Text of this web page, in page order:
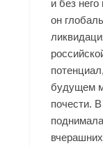
и без
он
будущем
почести.